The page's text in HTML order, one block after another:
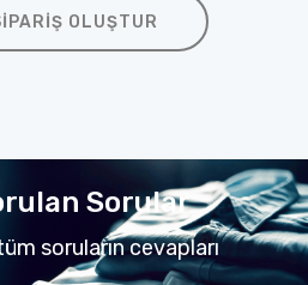
OLUŞTUR
Sorular
soruların cevapları